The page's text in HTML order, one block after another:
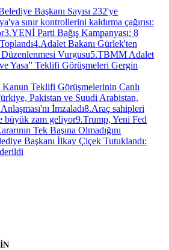
Başkanı Sayısı 232'ye
sınır kontrollerini kaldırma çağırısı:
3.YENİ Parti Bağış Kampanyası: 8
4.Adalet Bakanı Gürlek'ten
Vurgusu5.TBMM Adalet
Yasa” Teklifi Görüşmeleri Gergin
Teklifi Görüşmelerinin Canlı
Pakistan ve Suudi Arabistan,
İmzaladı8.Araç sahipleri
büyük zam geliyor9.Trump, Yeni Fed
Tek Başına Olmadığını
Başkanı İlkay Çiçek Tutuklandı: